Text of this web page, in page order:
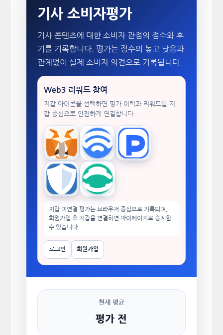
기사 소비자평가
기사 콘텐츠에 대한 소비자 관점의 점수와 후
기를 기록합니다. 평가는 점수의 높고 낮음과
관계없이 실제 소비자 의견으로 기록됩니다.
Web3 리워드 참여
지갑 아이콘을 선택하면 평가 이력과 리워드를 지
갑 중심으로 안전하게 연결합니다.
MetaMask WalletConnectTokenPocket
Trust Wallet imToken
지갑 미연결 평가는 브라우저 중심으로 기록되며,
회원가입 후 지갑을 연결하면 마이페이지로 승계할
수 있습니다.
로그인 회원가입
현재 평균
평가 전